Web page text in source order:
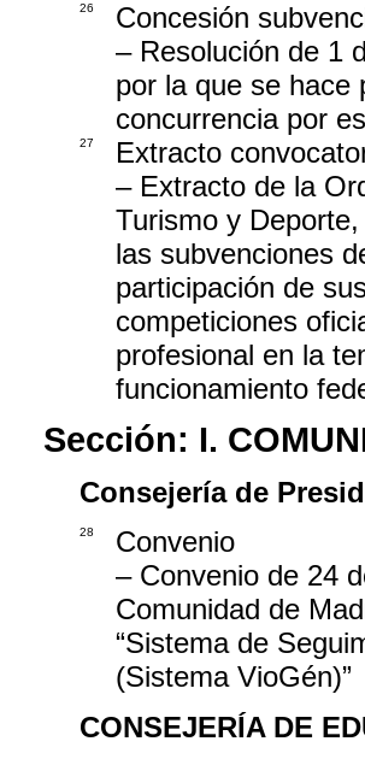
26
Concesión
– Resolución de 1
por la que se hace
concurrencia por
27
Extracto
– Extracto de la
Turismo y
las subvenciones
participación de
competiciones
profesional en la
funcionamiento
Sección: I.
Consejería de
28
Convenio
– Convenio de 24
Comunidad de
“Sistema de
(Sistema VioGén)”
CONSEJERÍA DE